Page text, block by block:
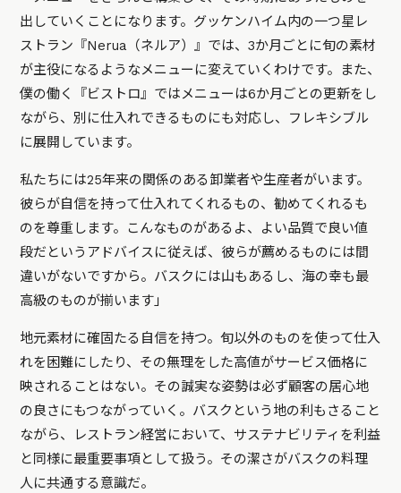
出していくことになります。グッケンハイム内の一つ星レ
ストラン『Nerua（ネルア）』では、3か月ごとに旬の素材
が主役になるようなメニューに変えていくわけです。また、
僕の働く『ビストロ』ではメニューは6か月ごとの更新をし
ながら、別に仕入れできるものにも対応し、フレキシブル
に展開しています。
私たちには25年来の関係のある卸業者や生産者がいます。
彼らが自信を持って仕入れてくれるもの、勧めてくれるも
のを尊重します。こんなものがあるよ、よい品質で良い値
段だというアドバイスに従えば、彼らが薦めるものには間
違いがないですから。バスクには山もあるし、海の幸も最
高級のものが揃います」
地元素材に確固たる自信を持つ。旬以外のものを使って仕入
れを困難にしたり、その無理をした高値がサービス価格に
映されることはない。その誠実な姿勢は必ず顧客の居心地
の良さにもつながっていく。バスクという地の利もさること
ながら、レストラン経営において、サステナビリティを利益
と同様に最重要事項として扱う。その潔さがバスクの料理
人に共通する意識だ。